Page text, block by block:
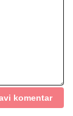
komentar